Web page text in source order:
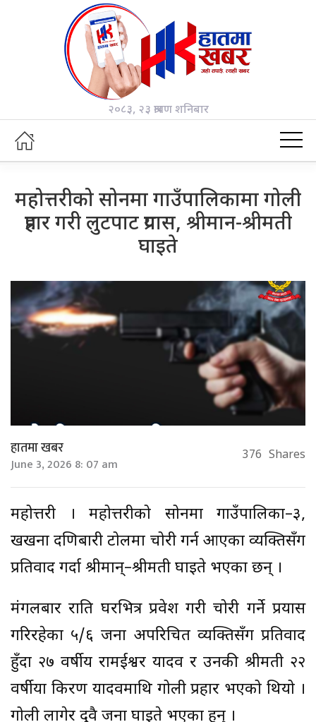
२०८३, २३ श्रावण शनिबार
महोत्तरीको सोनमा गाउँपालिकामा गोली
प्रहार गरी लुटपाट प्रयास, श्रीमान-श्रीमती
घाइते
हातमा खबर
June 3, 2026 8: 07 am 376 Shares
महोत्तरी । महोत्तरीको सोनमा गाउँपालिका–३,
खखना दक्षिणबारी टोलमा चोरी गर्न आएका व्यक्तिसँग
प्रतिवाद गर्दा श्रीमान्–श्रीमती घाइते भएका छन् ।
मंगलबार राति घरभित्र प्रवेश गरी चोरी गर्ने प्रयास
गरिरहेका ५/६ जना अपरिचित व्यक्तिसँग प्रतिवाद
हुँदा २७ वर्षीय रामईश्वर यादव र उनकी श्रीमती २२
वर्षीया किरण यादवमाथि गोली प्रहार भएको थियो ।
गोली लागेर दुवै जना घाइते भएका हुन् ।